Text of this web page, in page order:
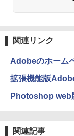
関連リンク
Adobeのホーム
拡張機能版
Photoshop web
関連記事